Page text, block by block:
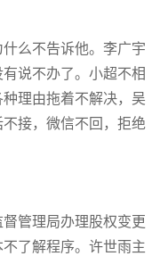
么不告诉他。李广宇
说不办了。小超不相
理由拖着不解决，吴
接，微信不回，拒绝
管理局办理股权变更
了解程序。许世雨主